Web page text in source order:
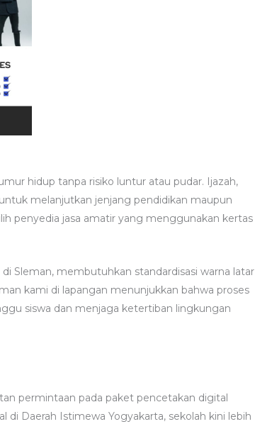
hidup tanpa risiko luntur atau pudar. Ijazah,
melanjutkan jenjang pendidikan maupun
penyedia jasa amatir yang menggunakan kertas
Sleman, membutuhkan standardisasi warna latar
kami di lapangan menunjukkan bahwa proses
siswa dan menjaga ketertiban lingkungan
permintaan pada paket pencetakan digital
di Daerah Istimewa Yogyakarta, sekolah kini lebih